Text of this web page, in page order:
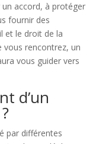
accord, à protéger
fournir des
et le droit de la
vous rencontrez, un
vous guider vers
d’un
par différentes